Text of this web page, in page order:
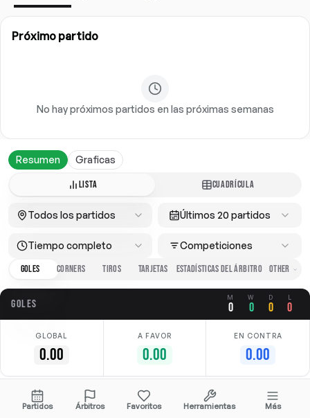
Próximo partido
No hay próximos partidos en las próximas semanas
Resumen Graficas
LISTA CUADRÍCULA
Todos los partidos Últimos 20 partidos
Tiempo completo
Competiciones
GOLES
CORNERS TIROS TARJETAS ESTADÍSTICAS DEL ÁRBITRO
GOLES M
0
W
0
D
0
L
0
GLOBAL
0.00
A FAVOR
0.00
EN CONTRA
0.00
No hay datos disponibles
Partidos Árbitros Favoritos Herramientas Más